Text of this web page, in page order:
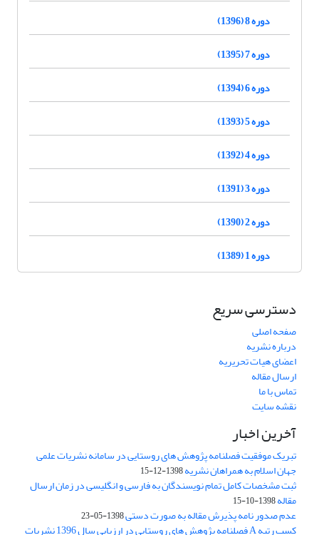
دوره 8 (1396)
دوره 7 (1395)
دوره 6 (1394)
دوره 5 (1393)
دوره 4 (1392)
دوره 3 (1391)
دوره 2 (1390)
دوره 1 (1389)
دسترسی سریع
صفحه اصلی
درباره نشریه
اعضای هیات تحریریه
ارسال مقاله
تماس با ما
نقشه سایت
آخرین اخبار
تبریک موفقیت فصلنامه پژوهش های روستایی در سامانه نشریات علمی
جهان اسلام به همراهان نشریه1398-12-15
ثبت مشخصات کامل تمام نویسندگان به فارسی و انگلیسی در زمان ارسال
مقاله1398-10-15
عدم صدور نامه پذیرش مقاله به صورت دستی1398-05-23
کسب رتبه A فصلنامه پژوهش های روستایی در ارزیابی سال 1396 نشریات